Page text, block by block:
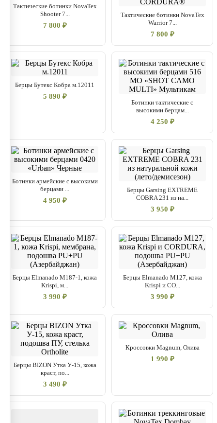
Тактические ботинки NovaTex
Shooter 7...
7 800 ₽
Тактические ботинки NovaTex
Warrior 7...
7 800 ₽
Берцы Бутекс Кобра м.12011
5 890 ₽
Ботинки тактические с
высокими берцам...
4 250 ₽
Ботинки армейские с высокими
берцами ...
4 950 ₽
Берцы Garsing EXTREME
COBRA 231 из на...
3 950 ₽
Берцы Elmanado M187-1, кожа
Krispi, м...
3 990 ₽
Берцы Elmanado M127, кожа
Krispi и CO...
3 990 ₽
Берцы BIZON Утка У-15, кожа
краст, по...
3 490 ₽
Кроссовки Magnum, Олива
1 990 ₽